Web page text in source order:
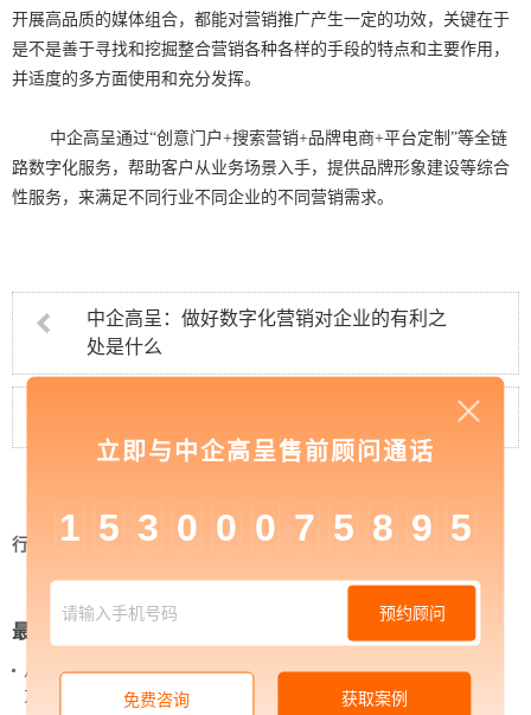
开展高品质的媒体组合，都能对营销推广产生一定的功效，关键在于
是不是善于寻找和挖掘整合营销各种各样的手段的特点和主要作用，
并适度的多方面使用和充分发挥。
中企高呈通过“创意门户+搜索营销+品牌电商+平台定制”等全链
路数字化服务，帮助客户从业务场景入手，提供品牌形象建设等综合
性服务，来满足不同行业不同企业的不同营销需求。
中企高呈：做好数字化营销对企业的有利之
处是什么
行业资讯 中企高呈：品牌营销如何去做
最新新闻
从 “黑神话：悟空” 的成功，看企业网站如何撬动品牌
力量
立即与中企高呈售前顾问通话
1 5 3 0 0 0 7 5 8 9 5
预约顾问
免费咨询 获取案例